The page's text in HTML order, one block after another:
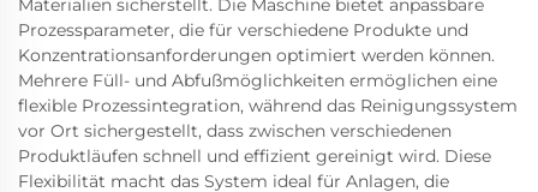
Materialien sicherstellt. Die Maschine bietet anpassbare
Prozessparameter, die für verschiedene Produkte und
Konzentrationsanforderungen optimiert werden können.
Mehrere Füll- und Abfußmöglichkeiten ermöglichen eine
flexible Prozessintegration, während das Reinigungssystem
vor Ort sichergestellt, dass zwischen verschiedenen
Produktläufen schnell und effizient gereinigt wird. Diese
Flexibilität macht das System ideal für Anlagen, die